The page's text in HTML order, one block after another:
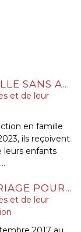
INSTRUCTION EN FAMILLE SANS AUTORISATION : CONDAMNATION DES PARENTS
et de leur
en famille
ils reçoivent
leurs enfants
L’ANNULATION DU MARIAGE POUR ERREUR SUR LES QUALITÉS ESSENTIELLES DE SON ÉPOUSE SE PRESCRIT EN CINQ ANS À COMPTER DE LA CÉLÉBRATION DU MARIAGE
et de leur